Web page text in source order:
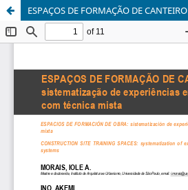
ESPAÇOS DE FORMAÇÃO DE CANTEIRO